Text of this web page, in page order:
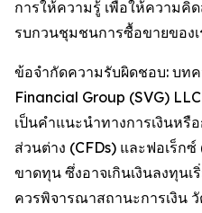
การให้ความรู้ เพื่อให้ความคิ
รบกวนชุมชนการซื้อขายของ
ข้อจำกัดความรับผิดชอบ: บท
Financial Group (SVG)
เป็นคำแนะนำทางการเงินห
ส่วนต่าง (CFDs) และฟอเร็ก
ขาดทุน ซึ่งอาจเกินเงินลงทุน
ควรพิจารณาสถานะการเงิน